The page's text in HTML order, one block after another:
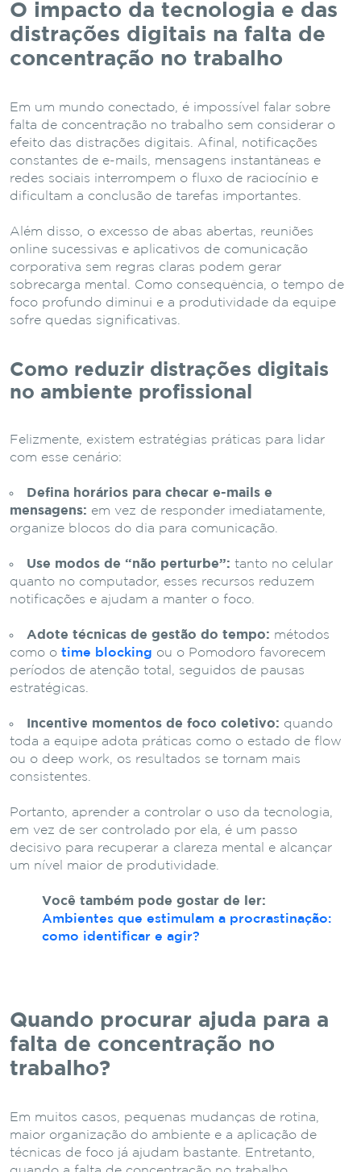
O impacto da tecnologia e das
distrações digitais na falta de
concentração no trabalho
Em um mundo conectado, é impossível falar sobre
falta de concentração no trabalho sem considerar o
efeito das distrações digitais. Afinal, notificações
constantes de e-mails, mensagens instantâneas e
redes sociais interrompem o fluxo de raciocínio e
dificultam a conclusão de tarefas importantes.
Além disso, o excesso de abas abertas, reuniões
online sucessivas e aplicativos de comunicação
corporativa sem regras claras podem gerar
sobrecarga mental. Como consequência, o tempo de
foco profundo diminui e a produtividade da equipe
sofre quedas significativas.
Como reduzir distrações digitais
no ambiente profissional
Felizmente, existem estratégias práticas para lidar
com esse cenário:
Defina horários para checar e-mails e
mensagens: em vez de responder imediatamente,
organize blocos do dia para comunicação.
Use modos de “não perturbe”: tanto no celular
quanto no computador, esses recursos reduzem
notificações e ajudam a manter o foco.
Adote técnicas de gestão do tempo: métodos
como o time blocking ou o Pomodoro favorecem
períodos de atenção total, seguidos de pausas
estratégicas.
Incentive momentos de foco coletivo: quando
toda a equipe adota práticas como o estado de flow
ou o deep work, os resultados se tornam mais
consistentes.
Portanto, aprender a controlar o uso da tecnologia,
em vez de ser controlado por ela, é um passo
decisivo para recuperar a clareza mental e alcançar
um nível maior de produtividade.
Você também pode gostar de ler:
Ambientes que estimulam a procrastinação:
como identificar e agir?
Quando procurar ajuda para a
falta de concentração no
trabalho?
Em muitos casos, pequenas mudanças de rotina,
maior organização do ambiente e a aplicação de
técnicas de foco já ajudam bastante. Entretanto,